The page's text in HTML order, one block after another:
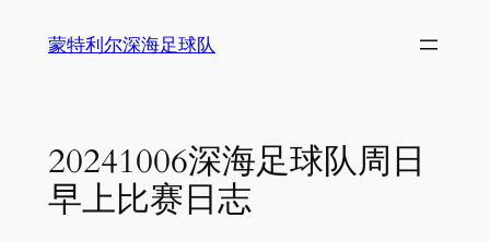
蒙特利尔深海足球队
20241006深海足球队周日
早上比赛日志